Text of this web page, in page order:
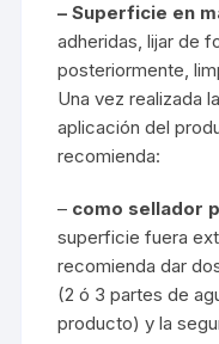
– Superficie en
adheridas, lijar de
posteriormente,
Una vez realizada
aplicación del
recomienda:
– como sellador
superficie fuera
recomienda dar
(2 ó 3 partes de
producto) y la